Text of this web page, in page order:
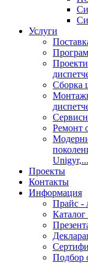
Услуги
Сборка
Ремонт
Проекты
Контакты
Информация
Прайс -
Каталог
Подбор